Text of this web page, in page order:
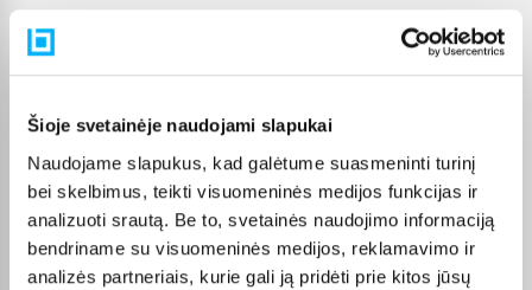
Šioje svetainėje naudojami slapukai
Naudojame slapukus, kad galėtume suasmeninti turinį
bei skelbimus, teikti visuomeninės medijos funkcijas ir
analizuoti srautą. Be to, svetainės naudojimo informaciją
bendriname su visuomeninės medijos, reklamavimo ir
analizės partneriais, kurie gali ją pridėti prie kitos jūsų
Pirkėjų atsiliepimai apie prekes
Olev S.
Kokybiškas. Pristatymas greitas. Rekomenduoju+++
Patvirtintas pirkėjas